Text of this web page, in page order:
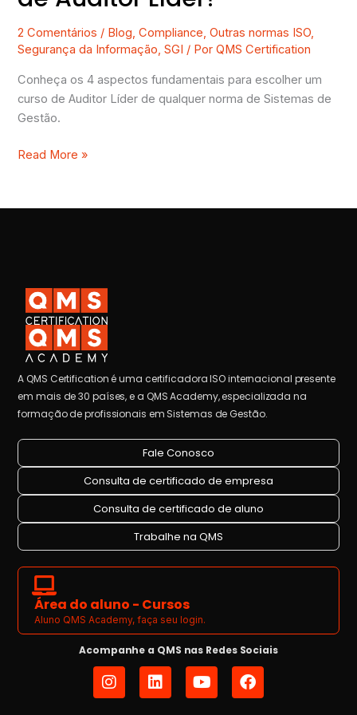
2 Comentários / Blog,Compliance,Outras normas ISO,
Segurança da Informação,SGI / PorQMS Certification
Conheça os 4 aspectos fundamentais para escolher um
curso de Auditor Líder de qualquer norma de Sistemas de
Gestão.
Read More »
A QMS Certification é uma certificadora ISO internacional presente
em mais de 30 países, e a QMS Academy, especializada na
formação de profissionais em Sistemas de Gestão.
Fale Conosco
Consulta de certificado de empresa
Consulta de certificado de aluno
Trabalhe na QMS
Área do aluno - Cursos
Aluno QMS Academy, faça seu login.
Acompanhe a QMS nas Redes Sociais
I
n
L
i
Y
o
F
a